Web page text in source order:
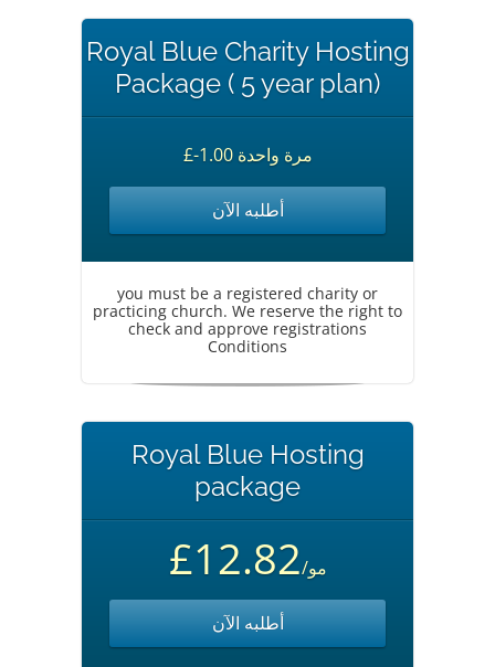
Royal Blue Charity Hosting
Package ( 5 year plan)
£-1.00 مرة واحدة
أطلبه الآن
you must be a registered charity or
practicing church. We reserve the right to
check and approve registrations
Conditions
Royal Blue Hosting
package
£12.82 /مو
أطلبه الآن